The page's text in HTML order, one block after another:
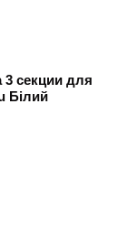
секции для
Білий